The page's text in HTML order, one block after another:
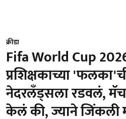
क्रीडा
Fifa World Cup
प्रशिक्षकाच्या
नेदरलँड्सला रडवलं,
केलं की, ज्याने जिंकली